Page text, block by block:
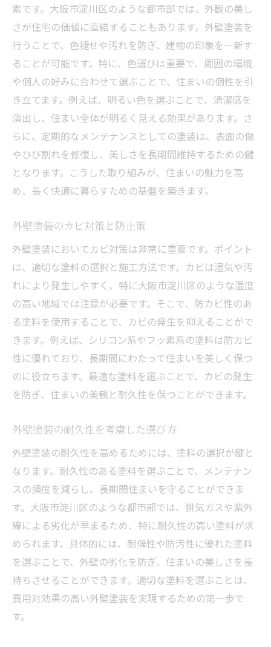
素です。大阪市淀川区のような都市部では、外観の美し
さが住宅の価値に直結することもあります。外壁塗装を
行うことで、色褪せや汚れを防ぎ、建物の印象を一新す
ることが可能です。特に、色選びは重要で、周囲の環境
や個人の好みに合わせて選ぶことで、住まいの個性を引
き立てます。例えば、明るい色を選ぶことで、清潔感を
演出し、住まい全体が明るく見える効果があります。さ
らに、定期的なメンテナンスとしての塗装は、表面の傷
やひび割れを修復し、美しさを長期間維持するための鍵
となります。こうした取り組みが、住まいの魅力を高
め、長く快適に暮らすための基盤を築きます。
外壁塗装のカビ対策と防止策
外壁塗装においてカビ対策は非常に重要です。ポイント
は、適切な塗料の選択と施工方法です。カビは湿気や汚
れにより発生しやすく、特に大阪市淀川区のような湿度
の高い地域では注意が必要です。そこで、防カビ性のあ
る塗料を使用することで、カビの発生を抑えることがで
きます。例えば、シリコン系やフッ素系の塗料は防カビ
性に優れており、長期間にわたって住まいを美しく保つ
のに役立ちます。最適な塗料を選ぶことで、カビの発生
を防ぎ、住まいの美観と耐久性を保つことができます。
外壁塗装の耐久性を考慮した選び方
外壁塗装の耐久性を高めるためには、塗料の選択が鍵と
なります。耐久性のある塗料を選ぶことで、メンテナン
スの頻度を減らし、長期間住まいを守ることができま
す。大阪市淀川区のような都市部では、排気ガスや紫外
線による劣化が早まるため、特に耐久性の高い塗料が求
められます。具体的には、耐候性や防汚性に優れた塗料
を選ぶことで、外壁の劣化を防ぎ、住まいの美しさを長
持ちさせることができます。適切な塗料を選ぶことは、
費用対効果の高い外壁塗装を実現するための第一歩で
す。